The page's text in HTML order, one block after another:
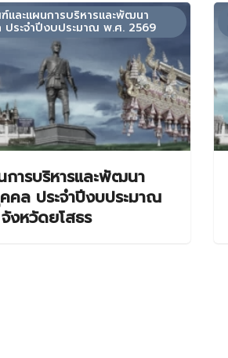
และแผนการบริหารและพัฒนา
ระจำปีงบประมาณ พ.ศ. 2569
การบริหารและพัฒนา
คล ประจำปีงบประมาณ
งหวัดยโสธร